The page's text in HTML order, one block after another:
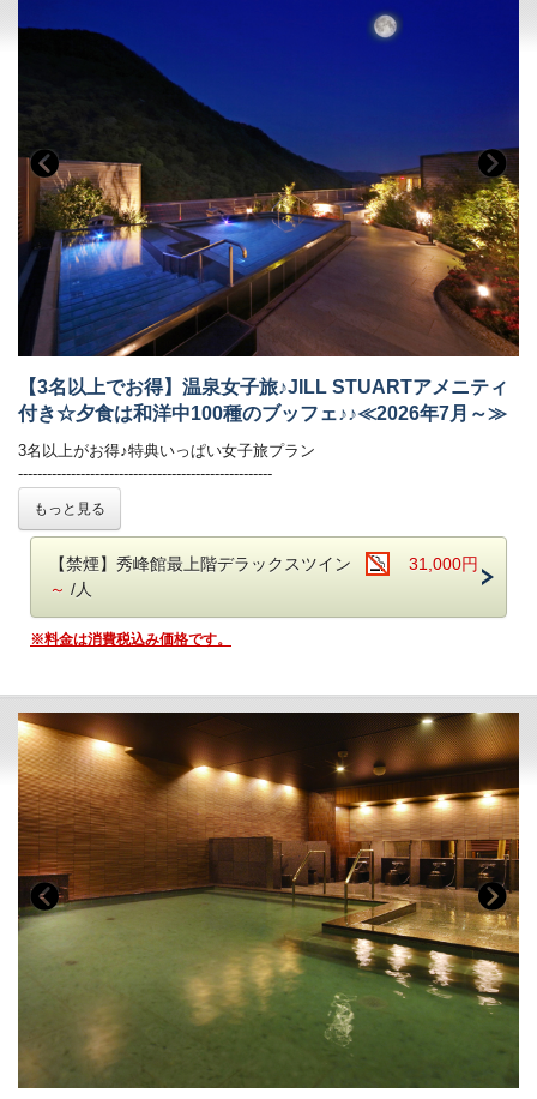
※小学生以下のお子様、妊娠中の方、飲酒後の方はご利用いただけませ
「宝尽くし」をテーマにした縁起のいいお風呂
子連れのお客様、カップル、お母様と娘様のお客様など多くのお客様に
ご好評いただいております。※貸切風呂は事前のご予約をおすすめして
おります。ご希望の時間帯を当館までご連絡ください。
■岩盤浴「らくらく」 大人お一人様：1回900円（通常）
じっくり、じんわり温まる岩盤浴。
格的な岩盤浴をお楽しみいただけます。過ごしやすい温度と照明、清潔
感のある室内で心身のコリをほぐし、すっきりリフレッシュしてくださ
■お食事
夕食：ブッフェ（バイキング） 朝食：ブッフェ（バイキング）
夕食ブッフェでは和洋中100種のメニュー（100品）をご用意しており
ます。
オープンキッチンでは揚げたての天ぷらや焼きたてのステーキ、
オーダー式のパスタなどがご好評いただいております。
新鮮野菜が並ぶサラダコーナーやショーケースの中で輝く前菜、
目にも美しいデザートコーナーは女性のお客様に大好評です。
朝食ブッフェは和洋60種。ごはん・パンどちらもご用意しております。
焼き立てのフレンチトースト、お好みの具材を選べるトッピングオムレ
ツが人気。
オリジナルの「あさや特製和牛カレー」も。
ご夕食時間は、当日チェックイン時にご案内いたします。
早いお時間帯が満席となり次第、遅いお時間でのご案内となります。
予めご了承ください。（最終入場：20時 会場は21時CLOSE）
【3名以上でお得】温泉女子旅♪JILL STUARTアメニティ
付き☆夕食は和洋中100種のブッフェ♪♪≪2026年7月～≫
3名以上がお得♪特典いっぱい女子旅プラン
-----------------------------------------------------
さらに3名様以上のご利用で、岩盤浴1回無料のサービス付き♪
気の許せる仲良し女子だけの、特別な時間をお愉しみください！
◆特典◆
2．JILL STUARTバスタイム3点セット（女性のみ、お一人様につき1セ
※大人の方3名様以上でご利用の際の特典です。
■お食事
夕食：ブッフェ（バイキング） 朝食：ブッフェ（バイキング）
夕食ブッフェでは和洋中100種のメニュー（100品）をご用意しており
ます。
オープンキッチンでは揚げたての天ぷらや焼きたてのステーキ、
オーダー式のパスタなどがご好評いただいております。
新鮮野菜が並ぶサラダコーナーやショーケースの中で輝く前菜、
目にも美しいデザートコーナーは女性のお客様に大好評です。
朝食ブッフェは和洋60種。ごはん・パンどちらもご用意しております。
焼き立てのフレンチトースト、お好みの具材を選べるトッピングオムレ
オリジナルの「あさや特製和牛カレー」も。
もっと見る
【禁煙】秀峰館最上階デラックスツイン
31,000円
～ /人
※料金は消費税込み価格です。